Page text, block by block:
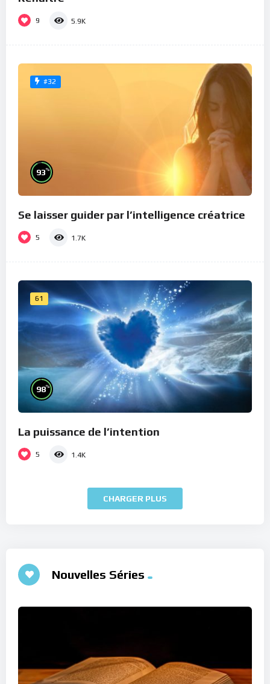
9 5.9K
#32
93%
Se laisser guider par l’intelligence créatrice
5 1.7K
61
98%
La puissance de l’intention
5 1.4K
CHARGER PLUS
Nouvelles Séries